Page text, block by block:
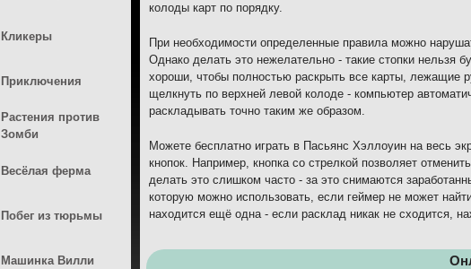
колоды карт по порядку.
При необходимости определенные правила можно
Однако делать это нежелательно - такие стопки нельзя
хороши, чтобы полностью раскрыть все карты, лежащие
щелкнуть по верхней левой колоде - компьютер
раскладывать точно таким же образом.
Можете бесплатно играть в Пасьянс Хэллоуин на весь
кнопок. Например, кнопка со стрелкой позволяет
делать это слишком часто - за это снимаются
которую можно использовать, если геймер не может
находится ещё одна - если расклад никак не сходится,
Кликеры
Приключения
Растения против
Зомби
Весёлая ферма
Побег из тюрьмы
Машинка Вилли